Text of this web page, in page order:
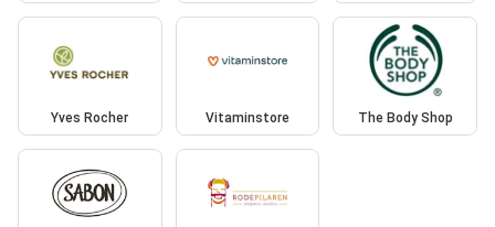
Yves Rocher Vitaminstore The Body Shop